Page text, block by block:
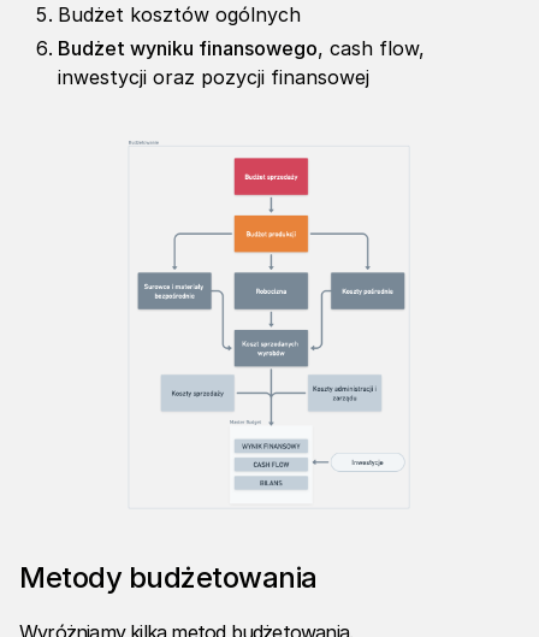
Budżet kosztów ogólnych
Budżet wyniku finansowego, cash flow,
inwestycji oraz pozycji finansowej
Metody budżetowania